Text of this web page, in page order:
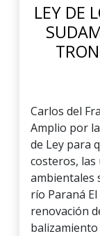
LEY DE
Carlos del
Amplio por
de Ley para
costeros, las
ambientales
río Paraná
renovación